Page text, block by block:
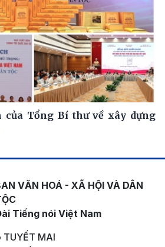
của Tổng Bí thư về xây dựng
VĂN HOÁ - XÃ HỘI VÀ DÂN
Tiếng nói Việt Nam
MAI